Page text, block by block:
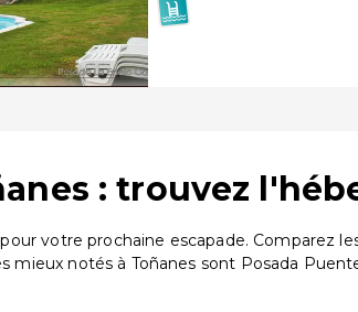
: trouvez
votre prochaine escapade. Comparez
notés à Toñanes sont Posada